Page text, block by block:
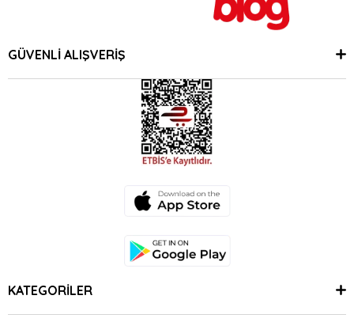
GÜVENLİ ALIŞVERİŞ
KATEGORİLER